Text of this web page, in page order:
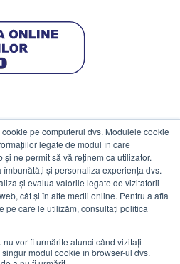
pe computerul dvs. Modulele cookie
legate de modul în care
ne permit să vă reținem ca utilizator.
și personaliza experiența dvs.
și evalua valorile legate de vizitatorii
cât și în alte medii online. Pentru a afla
pe care le utilizăm, consultați politica
vor fi urmărite atunci când vizitați
modul cookie în browser-ul dvs.